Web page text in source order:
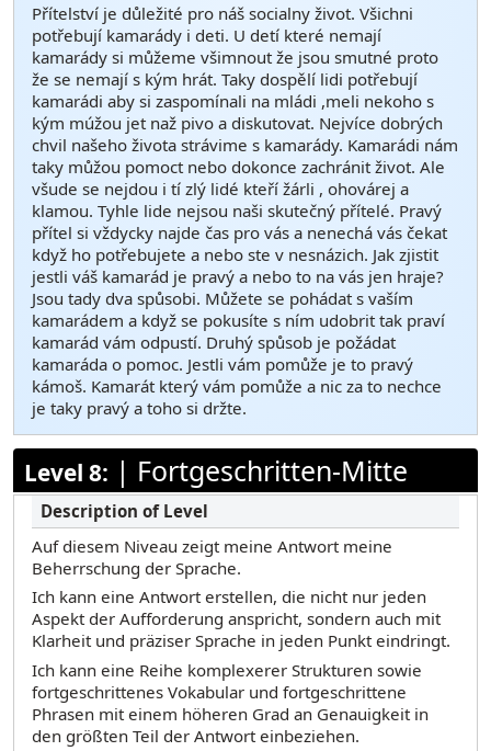
Přítelství je důležité pro náš socialny život. Všichni
potřebují kamarády i deti. U detí které nemají
kamarády si můžeme všimnout že jsou smutné proto
že se nemají s kým hrát. Taky dospělí lidi potřebují
kamarádi aby si zaspomínali na mládi ,meli nekoho s
kým múžou jet naž pivo a diskutovat. Nejvíce dobrých
chvil našeho života strávime s kamarády. Kamarádi nám
taky můžou pomoct nebo dokonce zachránit život. Ale
všude se nejdou i tí zlý lidé kteří žárli , ohovárej a
klamou. Tyhle lide nejsou naši skutečný přítelé. Pravý
přítel si vždycky najde čas pro vás a nenechá vás čekat
když ho potřebujete a nebo ste v nesnázich. Jak zjistit
jestli váš kamarád je pravý a nebo to na vás jen hraje?
Jsou tady dva spůsobi. Můžete se pohádat s vaším
kamarádem a když se pokusíte s ním udobrit tak praví
kamarád vám odpustí. Druhý spůsob je požádat
kamaráda o pomoc. Jestli vám pomůže je to pravý
kámoš. Kamarát který vám pomůže a nic za to nechce
je taky pravý a toho si držte.
Level 8: | Fortgeschritten-Mitte
Auf diesem Niveau zeigt meine Antwort meine
Beherrschung der Sprache.
Ich kann eine Antwort erstellen, die nicht nur jeden
Aspekt der Aufforderung anspricht, sondern auch mit
Klarheit und präziser Sprache in jeden Punkt eindringt.
Ich kann eine Reihe komplexerer Strukturen sowie
fortgeschrittenes Vokabular und fortgeschrittene
Phrasen mit einem höheren Grad an Genauigkeit in
den größten Teil der Antwort einbeziehen.